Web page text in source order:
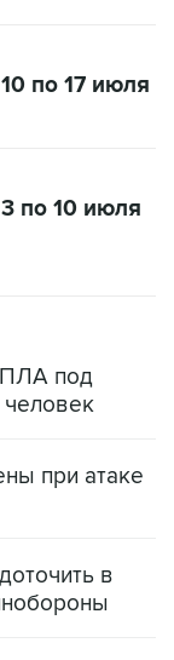
по 17 июля
по 10 июля
под
при атаке
в